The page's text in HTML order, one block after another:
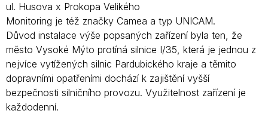
ul. Husova x Prokopa Velikého
Monitoring je též značky Camea a typ UNICAM.
Důvod instalace výše popsaných zařízení byla ten, že
město Vysoké Mýto protíná silnice I/35, která je jednou z
nejvíce vytížených silnic Pardubického kraje a těmito
dopravními opatřeními dochází k zajištění vyšší
bezpečnosti silničního provozu. Využitelnost zařízení je
každodenní.